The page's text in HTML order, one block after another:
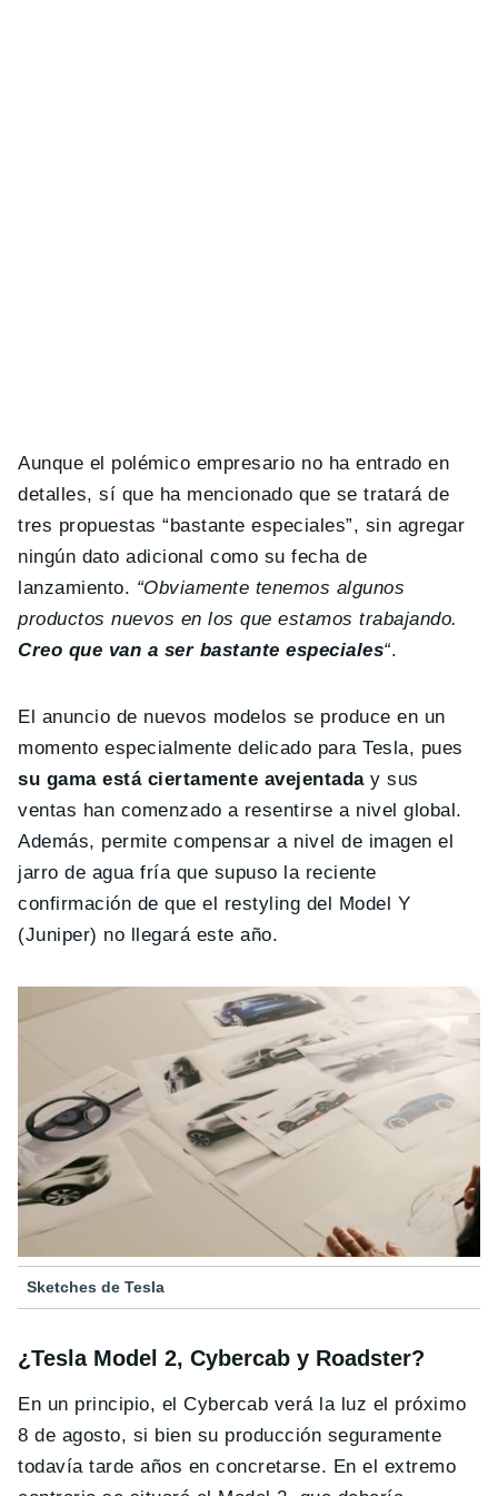
Aunque el polémico empresario no ha entrado en
detalles, sí que ha mencionado que se tratará de
tres propuestas “bastante especiales”, sin agregar
ningún dato adicional como su fecha de
lanzamiento. “Obviamente tenemos algunos
productos nuevos en los que estamos trabajando.
Creo que van a ser bastante especiales“.
El anuncio de nuevos modelos se produce en un
momento especialmente delicado para Tesla, pues
su gama está ciertamente avejentaday sus
ventas han comenzado a resentirse a nivel global.
Además, permite compensar a nivel de imagen el
jarro de agua fría que supuso la reciente
confirmación de que el restyling del Model Y
(Juniper) no llegará este año.
Sketches de Tesla
¿Tesla Model 2, Cybercab y Roadster?
En un principio, el Cybercab verá la luz el próximo
8 de agosto, si bien su producción seguramente
todavía tarde años en concretarse. En el extremo